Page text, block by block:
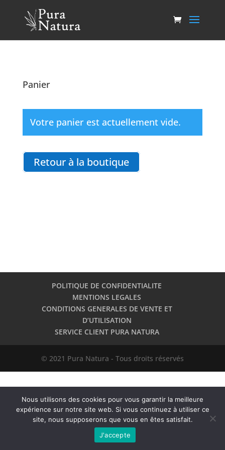
Panier
Votre panier est actuellement vide.
Retour à la boutique
POLITIQUE DE CONFIDENTIALITE
MENTIONS LEGALES
CONDITIONS GENERALES DE VENTE ET
D’UTILISATION
SERVICE CLIENT PURA NATURA
© 2021 Pura Natura - Tous droits réservés
Nous utilisons des cookies pour vous garantir la meilleure
expérience sur notre site web. Si vous continuez à utiliser ce
site, nous supposerons que vous en êtes satisfait.
J'accepte